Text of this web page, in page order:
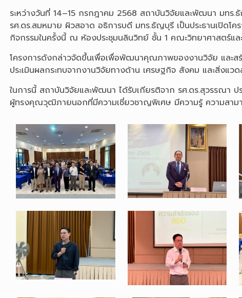
ระหว่างวันที่ 14–15 กรกฎาคม 2568 สถาบันวิจัยและพัฒนา มทร.
รศ.ดร.สมหมาย ผิวสอาด อธิการบดี มทร.ธัญบุรี เป็นประธานเปิด
กิจกรรมในครั้งนี้ ณ ห้องประชุมนลินวิทย์ ชั้น 1 คณะวิทยาศาสตร์แล
โครงการดังกล่าวจัดขึ้นเพื่อเพื่อพัฒนาคุณภาพของงานวิจัย และสร้
ประเมินผลกระทบจากงานวิจัยทางด้าน เศรษฐกิจ สังคม และสิ่งแว
ในการนี้ สถาบันวิจัยและพัฒนา ได้รับเกียรติจาก รศ.ดร.สุวรรณา
ผู้ทรงคุณวุฒิภายนอกที่มีความเชี่ยวชาญพิเศษ มีความรู้ ความสาม